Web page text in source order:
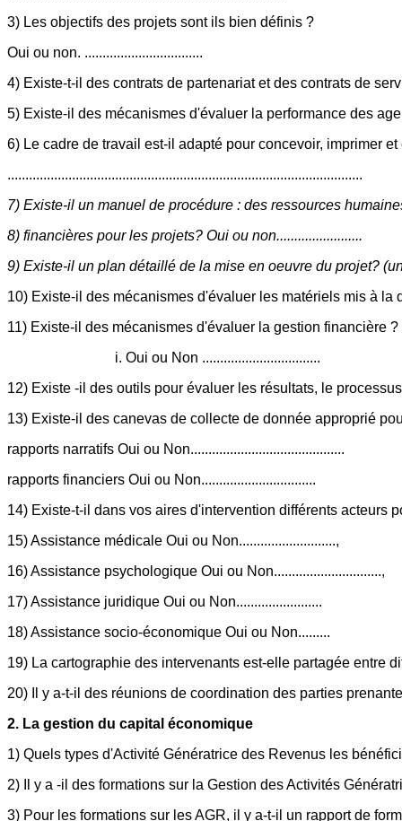
3) Les objectifs des projets sont ils bien définis ?
Oui ou non. .................................
4) Existe-t-il des contrats de partenariat et des contrats de
5) Existe-il des mécanismes d'évaluer la performance des
6) Le cadre de travail est-il adapté pour concevoir, imprimer
...................................................................................................
7) Existe-il un manuel de procédure : des ressources
8) financières pour les projets? Oui ou non........................
9) Existe-il un plan détaillé de la mise en oeuvre du projet?
10) Existe-il des mécanismes d'évaluer les matériels mis à la
11) Existe-il des mécanismes d'évaluer la gestion financière ?
i. Oui ou Non .................................
12) Existe -il des outils pour évaluer les résultats, le
13) Existe-il des canevas de collecte de donnée approprié
rapports narratifs Oui ou Non...........................................
rapports financiers Oui ou Non................................
14) Existe-t-il dans vos aires d'intervention différents acteurs
15) Assistance médicale Oui ou Non...........................,
16) Assistance psychologique Oui ou Non..............................,
17) Assistance juridique Oui ou Non........................
18) Assistance socio-économique Oui ou Non.........
19) La cartographie des intervenants est-elle partagée entre
20) Il y a-t-il des réunions de coordination des parties
2. La gestion du capital économique
1) Quels types d'Activité Génératrice des Revenus les
2) Il y a -il des formations sur la Gestion des Activités
3) Pour les formations sur les AGR, il y a-t-il un rapport de